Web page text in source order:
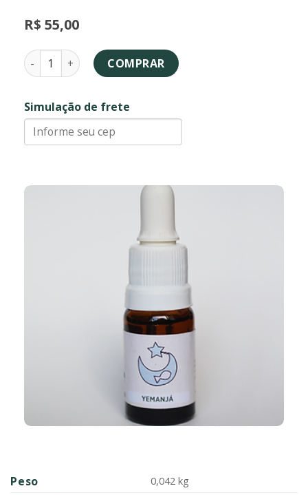
R$ 55,00
Iemanjá - fórmula floral quantidade
COMPRAR
Simulação de frete
Peso 0,042 kg